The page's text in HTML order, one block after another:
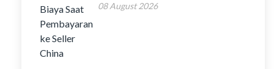
08 August 2026